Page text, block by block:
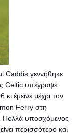
Caddis γεννήθηκε
Celtic υπέγραψε
έμεινε μέχρι τον
Ferry στη
Πολλά υποσχόμενος
περισσότερο και